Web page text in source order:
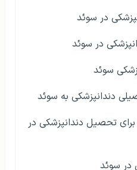
در سوئد
در سوئد
سوئد
دندانپزشکی به سوئد
تحصیل دندانپزشکی در
سوئد